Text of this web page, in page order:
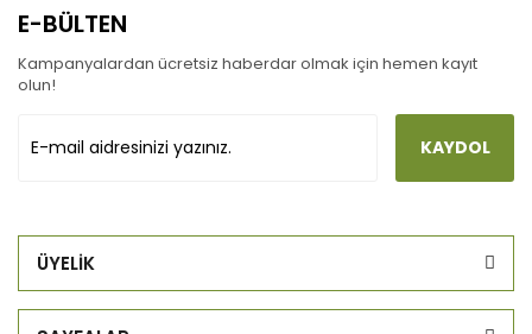
E-BÜLTEN
Kampanyalardan ücretsiz haberdar olmak için hemen kayıt
olun!
KAYDOL
ÜYELİK